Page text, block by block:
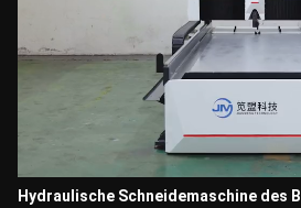
Hydraulische Schneidemaschine des